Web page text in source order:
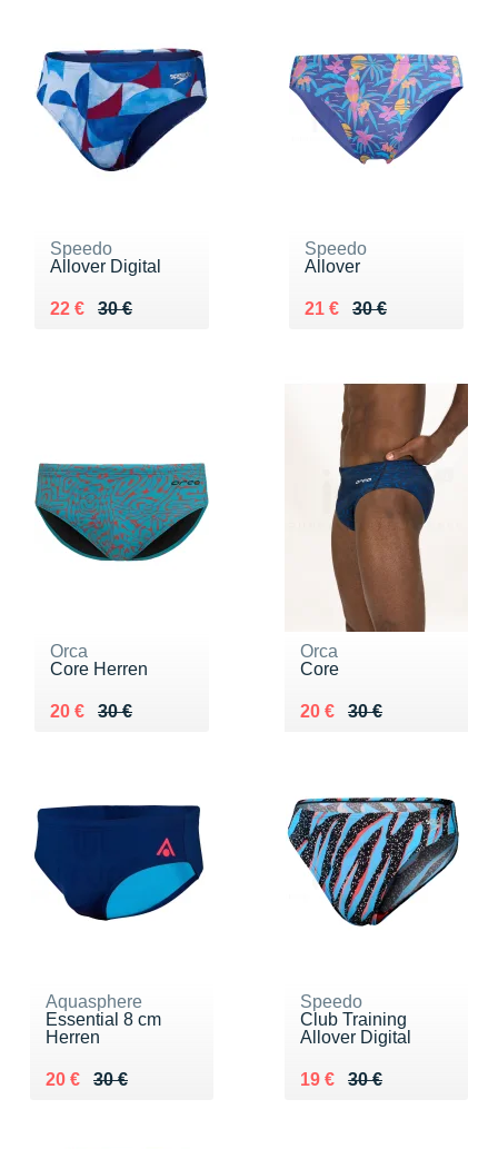
Speedo
Allover Digital
30 €
Au lieu de 30 €
22 €
Vendu 22 €
Speedo
Allover
30 €
Au lieu de 30 €
21 €
Vendu 21 €
Orca
Core Herren
30 €
Au lieu de 30 €
20 €
Vendu 20 €
Orca
Core
30 €
Au lieu de 30 €
20 €
Vendu 20 €
Aquasphere
Essential 8 cm
Herren
30 €
Au lieu de 30 €
20 €
Vendu 20 €
Speedo
Club Training
Allover Digital
30 €
Au lieu de 30 €
19 €
Vendu 19 €